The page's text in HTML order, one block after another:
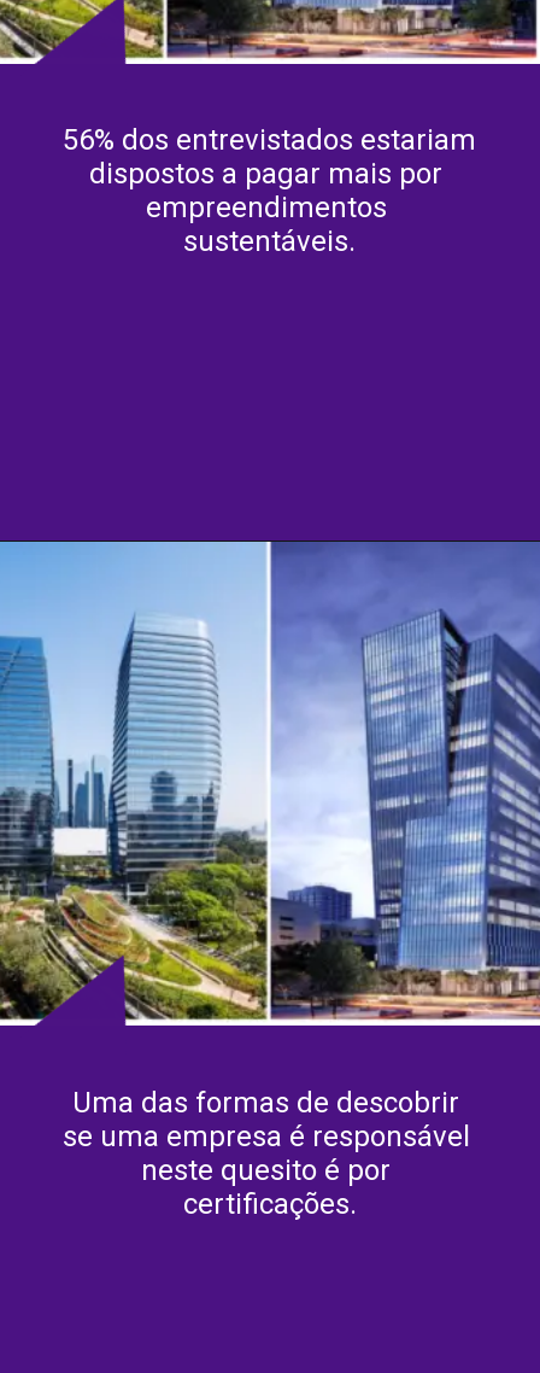
56% dos entrevistados estariam
dispostos a pagar mais por
empreendimentos
sustentáveis.
Uma das formas de descobrir
se uma empresa é responsável
neste quesito é por
certificações.